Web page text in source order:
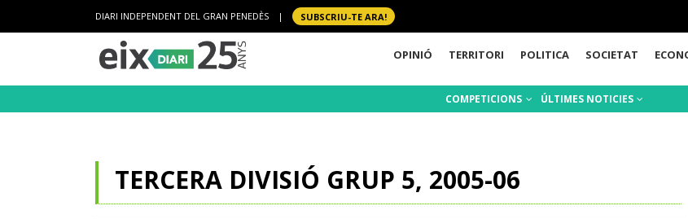
DIARI INDEPENDENT DEL GRAN PENEDÈS | SUBSCRIU-TE ARA!
OPINIÓ TERRITORI POLITICA SOCIETAT
COMPETICIONS ÚLTIMES NOTICIES
TERCERA DIVISIÓ GRUP 5, 2005-06